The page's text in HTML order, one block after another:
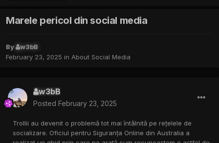
Marele pericol din social media
By
w3bB
February 23, 2025 in About Social Media
w3bB
Posted February 23, 2025
Trollii au devenit o problemă tot mai întâlnită pe rețelele de
socializare. Oficiul pentru Siguranța Online din Australia a